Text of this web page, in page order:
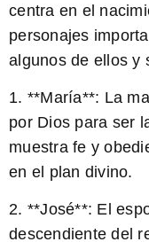
centra en el
personajes
algunos de ellos y
1. **María**: La
por Dios para ser
muestra fe y
en el plan divino.
2. **José**: El
descendiente del